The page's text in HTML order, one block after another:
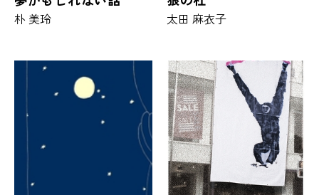
朴 美玲 太田 麻衣子